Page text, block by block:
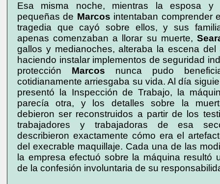
Esa misma noche, mientras la esposa y
pequeñas de Marcos intentaban comprender
tragedia que cayó sobre ellos, y sus
apenas comenzaban a llorar su muerte,
gallos y medianoches, alteraba la escena del
haciendo instalar implementos de seguridad
protección Marcos nunca pudo
cotidianamente arriesgaba su vida. Al día
presentó la Inspección de Trabajo, la
parecía otra, y los detalles sobre la
debieron ser reconstruidos a partir de los
trabajadores y trabajadoras de esa
describieron exactamente cómo era el
del execrable maquillaje. Cada una de las
la empresa efectuó sobre la máquina resultó
de la confesión involuntaria de su